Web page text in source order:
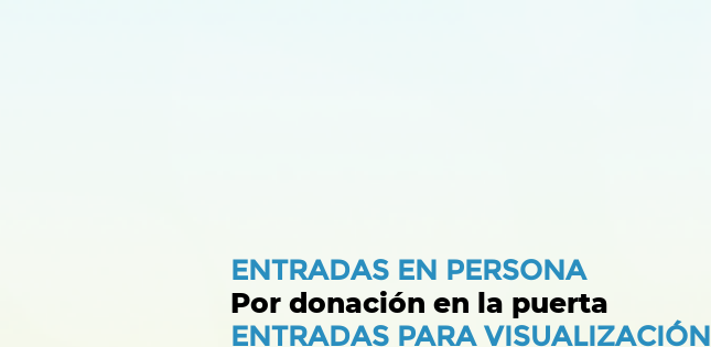
ENTRADAS EN PERSONA
Por donación en la puerta
ENTRADAS PARA VISUALIZACIÓN